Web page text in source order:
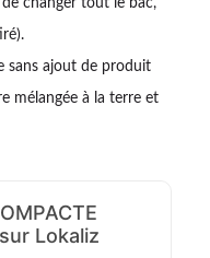
sans ajout de produit
mélangée à la terre et
Lokaliz